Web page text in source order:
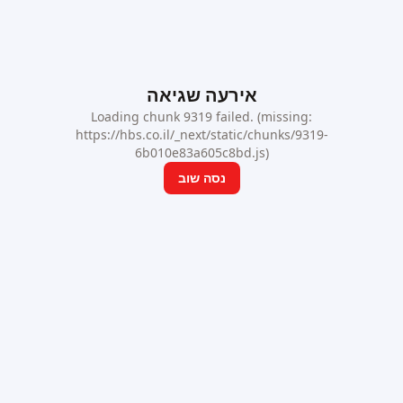
אירעה שגיאה
Loading chunk 9319 failed. (missing:
https://hbs.co.il/_next/static/chunks/9319-
6b010e83a605c8bd.js)